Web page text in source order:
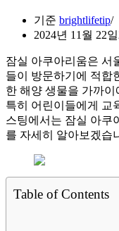
기준 brightlifetip
2024년 11월 22일
잠실 아쿠아리움은 서
들이 방문하기에 적합
한 해양 생물을 가까
특히 어린이들에게 교
스팅에서는 잠실 아쿠
를 자세히 알아보겠습
Table of Contents